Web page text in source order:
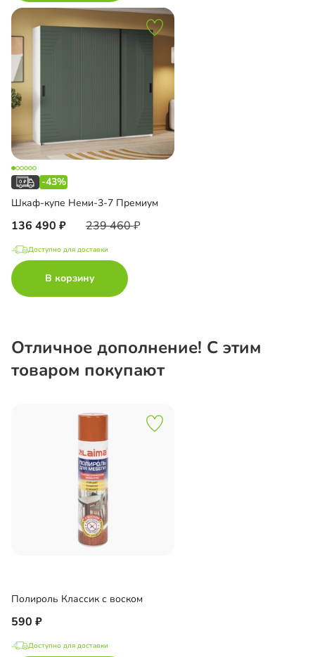
-43%
Шкаф-купе Неми-3-7 Премиум
136 490 239 460
Доступно для доставки
В корзину
Отличное дополнение! С этим
товаром покупают
Полироль Классик с воском
590
Доступно для доставки